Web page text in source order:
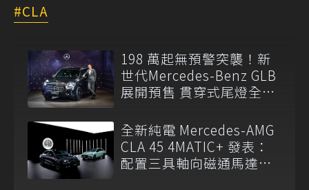
CLA
198 萬起無預警突襲！新
世代Mercedes-Benz GLB
展開預售 貫穿式尾燈全球
全新純電 Mercedes-AMG
CLA 45 4MATIC+ 發表：
配置三具軸向磁通馬達，